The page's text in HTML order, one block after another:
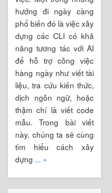
hướng đi ngày càng
phổ biến đó là việc xây
dựng các CLI có khả
năng tương tác với AI
để hỗ trợ công việc
hàng ngày như viết tài
liệu, tra cứu kiến thức,
dịch ngôn ngữ, hoặc
thậm chí là viết code
mẫu. Trong bài viết
này, chúng ta sẽ cùng
tìm hiểu cách xây
dựng ... »